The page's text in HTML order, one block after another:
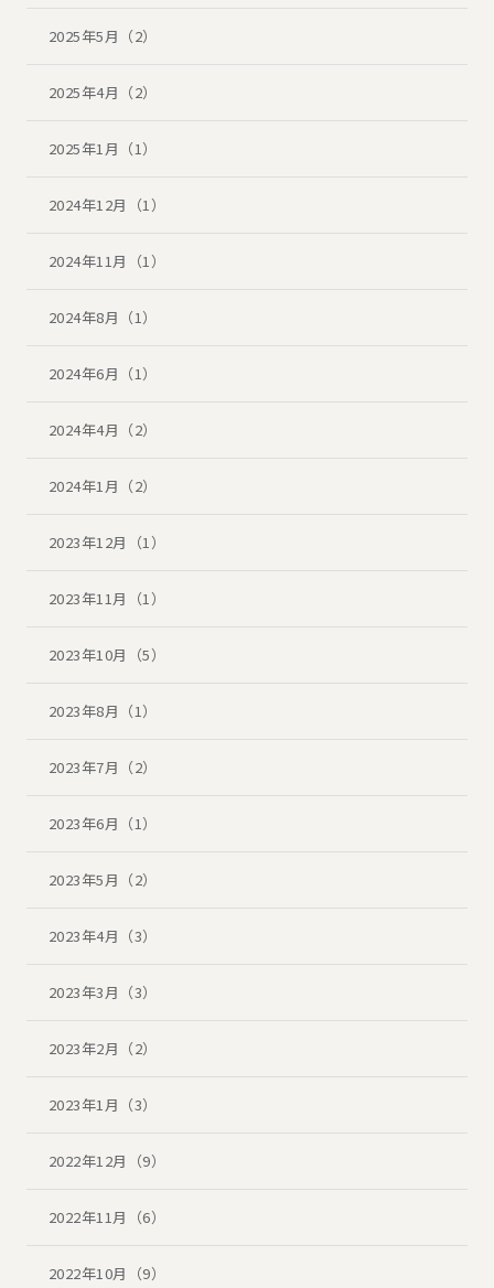
2025年5月（2）
2025年4月（2）
2025年1月（1）
2024年12月（1）
2024年11月（1）
2024年8月（1）
2024年6月（1）
2024年4月（2）
2024年1月（2）
2023年12月（1）
2023年11月（1）
2023年10月（5）
2023年8月（1）
2023年7月（2）
2023年6月（1）
2023年5月（2）
2023年4月（3）
2023年3月（3）
2023年2月（2）
2023年1月（3）
2022年12月（9）
2022年11月（6）
2022年10月（9）